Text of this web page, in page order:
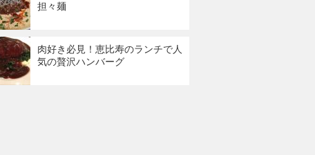
担々麺
肉好き必見！恵比寿のランチで人
気の贅沢ハンバーグ